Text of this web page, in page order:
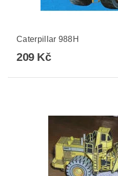
Caterpillar 988H
209 Kč